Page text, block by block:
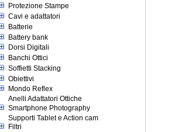
Protezione Stampe
Cavi e adattatori
Batterie
Battery bank
Dorsi Digitali
Banchi Ottici
Soffietti Stacking
Obiettivi
Mondo Reflex
Anelli Adattatori Ottiche
Smartphone Photography
Supporti Tablet e Action cam
Filtri